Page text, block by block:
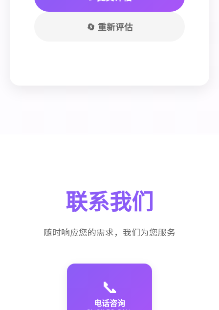
🔄 重新评估
联系我们
随时响应您的需求，我们为您服务
📞
电话咨询